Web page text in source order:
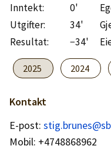
Lag konto
Inntekt: 0'
Utgifter:
34'
Resultat:
−34'
2025 2024
Kontakt
E-post:
Mobil: +4748868962